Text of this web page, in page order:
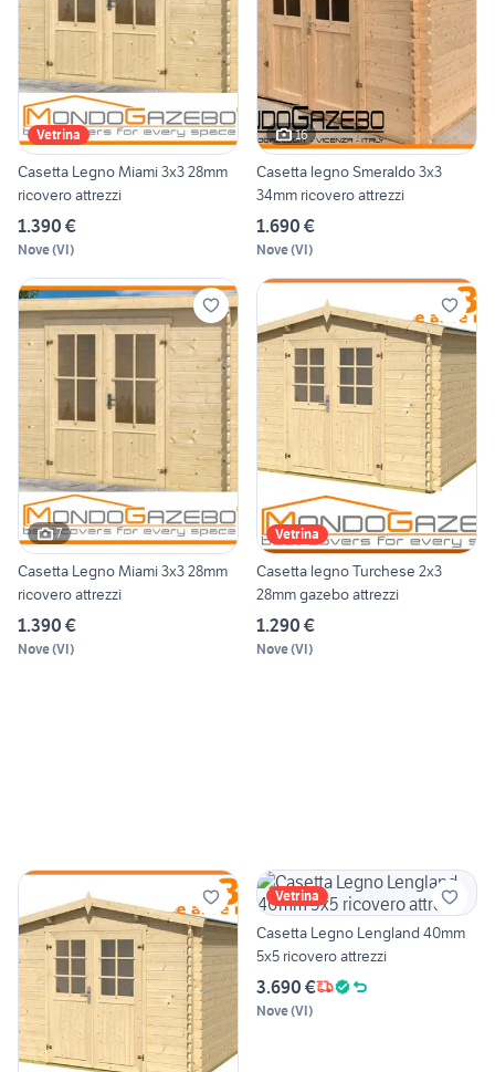
Vetrina
Casetta Legno Miami 3x3 28mm
ricovero attrezzi
1.390 €
Nove(VI)
16
Casetta legno Smeraldo 3x3
34mm ricovero attrezzi
1.690 €
Nove(VI)
7
Casetta Legno Miami 3x3 28mm
ricovero attrezzi
1.390 €
Nove(VI)
Vetrina
Casetta legno Turchese 2x3
28mm gazebo attrezzi
1.290 €
Nove(VI)
Vetrina
Casetta Legno Lengland 40mm
5x5 ricovero attrezzi
3.690 €
Nove(VI)